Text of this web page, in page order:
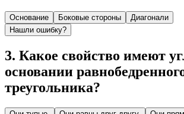
Основание Боковые стороны
Диагонали
Нашли ошибку?
3. Какое свойство имеют
основании
треугольника?